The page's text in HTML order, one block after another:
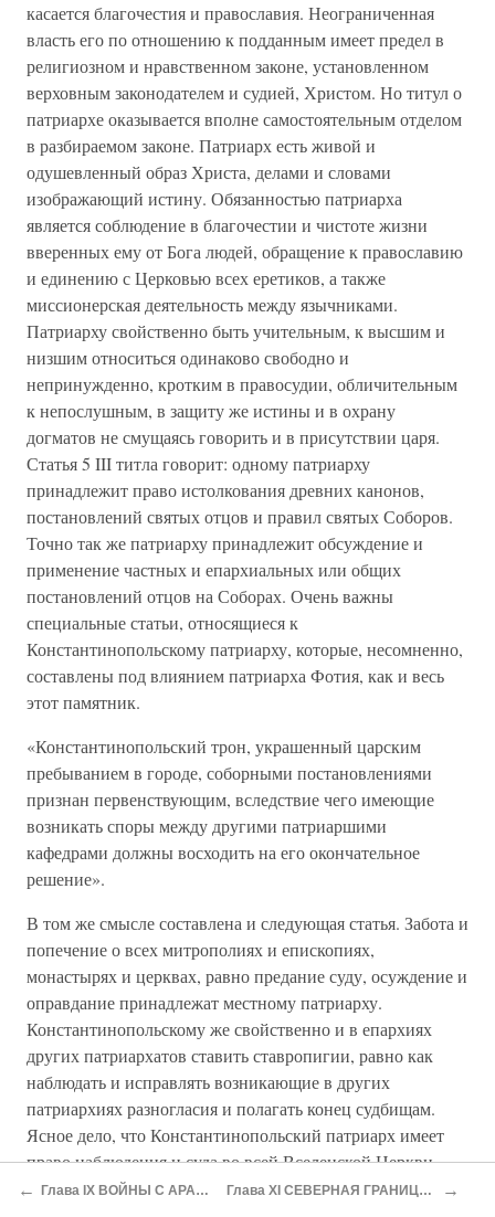
касается благочестия и православия. Неограниченная
власть его по отношению к подданным имеет предел в
религиозном и нравственном законе, установленном
верховным законодателем и судией, Христом. Но титул о
патриархе оказывается вполне самостоятельным отделом
в разбираемом законе. Патриарх есть живой и
одушевленный образ Христа, делами и словами
изображающий истину. Обязанностью патриарха
является соблюдение в благочестии и чистоте жизни
вверенных ему от Бога людей, обращение к православию
и единению с Церковью всех еретиков, а также
миссионерская деятельность между язычниками.
Патриарху свойственно быть учительным, к высшим и
низшим относиться одинаково свободно и
непринужденно, кротким в правосудии, обличительным
к непослушным, в защиту же истины и в охрану
догматов не смущаясь говорить и в присутствии царя.
Статья 5 III титла говорит: одному патриарху
принадлежит право истолкования древних канонов,
постановлений святых отцов и правил святых Соборов.
Точно так же патриарху принадлежит обсуждение и
применение частных и епархиальных или общих
постановлений отцов на Соборах. Очень важны
специальные статьи, относящиеся к
Константинопольскому патриарху, которые, несомненно,
составлены под влиянием патриарха Фотия, как и весь
этот памятник.
«Константинопольский трон, украшенный царским
пребыванием в городе, соборными постановлениями
признан первенствующим, вследствие чего имеющие
возникать споры между другими патриаршими
кафедрами должны восходить на его окончательное
решение».
В том же смысле составлена и следующая статья. Забота и
попечение о всех митрополиях и епископиях,
монастырях и церквах, равно предание суду, осуждение и
оправдание принадлежат местному патриарху.
Константинопольскому же свойственно и в епархиях
других патриархатов ставить ставропигии, равно как
наблюдать и исправлять возникающие в других
патриархиях разногласия и полагать конец судбищам.
Ясное дело, что Константинопольский патриарх имеет
право наблюдения и суда во всей Вселенской Церкви.
Свое главенство в деле духовного попечения о всех
← Глава IX ВОЙНЫ С АРАБАМИ НА ВОСТОЧНОЙ ГРАНИЦЕ И НА МОРЕ. СОЛУНЬ. МОРСКИЕ ПОХОДЫ ИМЕРИЯ Глава XI СЕВЕРНАЯ ГРАНИЦА ИМПЕРИИ. ПЛАНЫ СИМЕОНА БОЛГАРСКОГО ОТНОСИТЕЛЬНО ИМПЕРИИ. СЕРБЫ И ХОРВАТЫ [95] →